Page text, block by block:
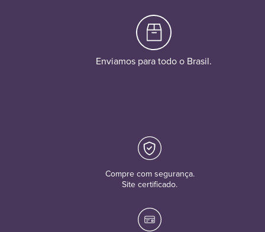
Enviamos para todo o Brasil.
Compre com segurança.
Site certificado.